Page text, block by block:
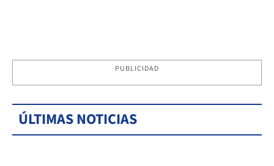
PUBLICIDAD
ÚLTIMAS NOTICIAS